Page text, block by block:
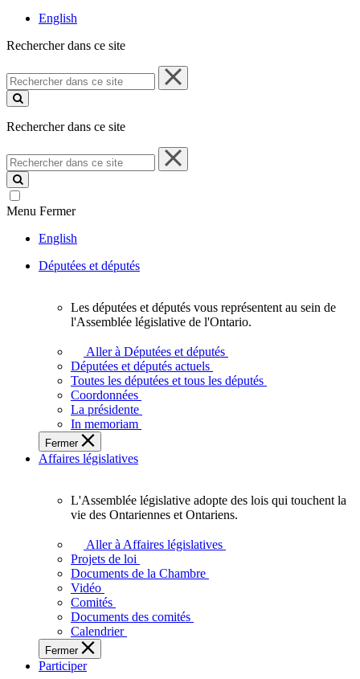
English
Rechercher dans ce site
Rechercher
dans
ce
Rechercher dans ce site
Rechercher
dans
ce
site
Menu Fermer
English
Députées et députés
députés
vous
représentent
sein
de
l'Assemblée
législative
l'Ontario.
Les députées et députés vous représentent au sein de
l'Assemblée législative de l'Ontario.
Aller à Députées et députés
Députées et députés actuels
Toutes les députées et tous les députés
Coordonnées
La présidente
In memoriam
Fermer
Affaires législatives
L'Assemblée
adopte
touchent
des
Ontariennes
et
L'Assemblée législative adopte des lois qui touchent la
vie des Ontariennes et Ontariens.
Aller à Affaires législatives
Projets de loi
Documents de la Chambre
Vidéo
Comités
Documents des comités
Calendrier
Fermer
Participer